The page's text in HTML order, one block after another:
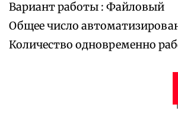
Вариант работы : Файловый
Общее число
Количество одновременно